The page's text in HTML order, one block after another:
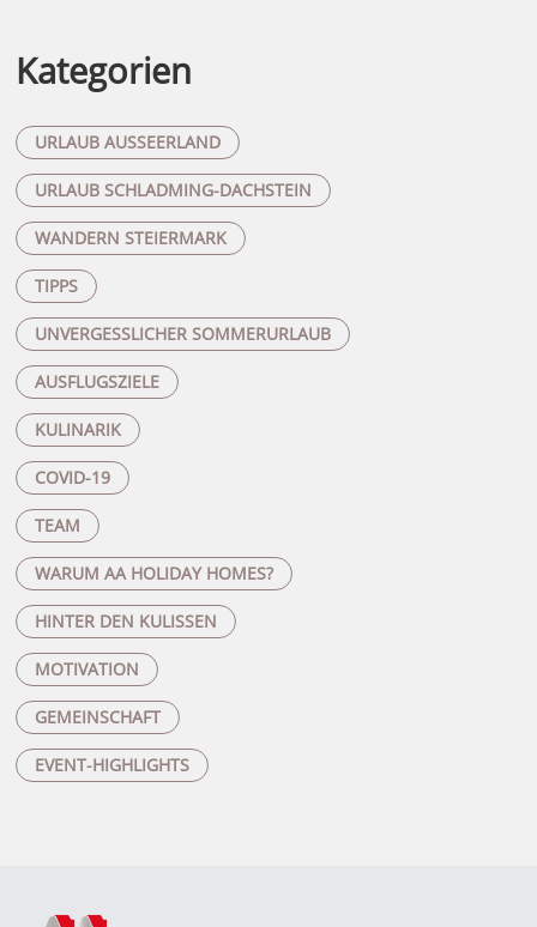
Kategorien
URLAUB AUSSEERLAND
URLAUB SCHLADMING-DACHSTEIN
WANDERN STEIERMARK
TIPPS
UNVERGESSLICHER SOMMERURLAUB
AUSFLUGSZIELE
KULINARIK
COVID-19
TEAM
WARUM AA HOLIDAY HOMES?
HINTER DEN KULISSEN
MOTIVATION
GEMEINSCHAFT
EVENT-HIGHLIGHTS